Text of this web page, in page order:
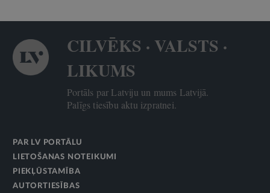
CILVĒKS · VALSTS ·
LIKUMS
Portāls par Latviju un mums Latvijā.
Palīgs tiesību aktu izpratnei.
PAR LV PORTĀLU
LIETOŠANAS NOTEIKUMI
PIEKĻŪSTAMĪBA
AUTORTIESĪBAS